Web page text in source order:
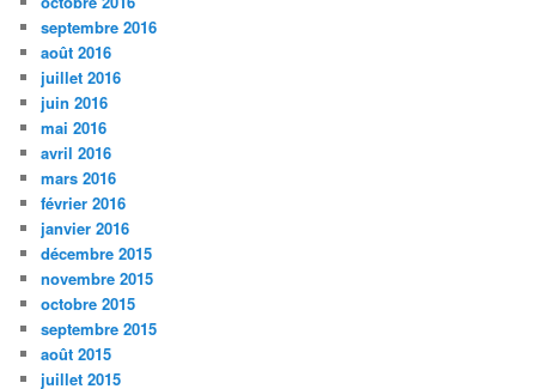
septembre 2016
août 2016
juillet 2016
juin 2016
mai 2016
avril 2016
mars 2016
février 2016
janvier 2016
décembre 2015
novembre 2015
octobre 2015
septembre 2015
août 2015
juillet 2015